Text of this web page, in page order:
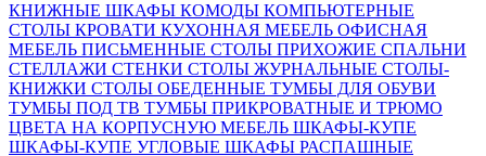
КНИЖНЫЕ ШКАФЫ КОМОДЫ КОМПЬЮТЕРНЫЕ
СТОЛЫ КРОВАТИ КУХОННАЯ МЕБЕЛЬ ОФИСНАЯ
МЕБЕЛЬ ПИСЬМЕННЫЕ СТОЛЫ ПРИХОЖИЕ СПАЛЬНИ
СТЕЛЛАЖИ СТЕНКИ СТОЛЫ ЖУРНАЛЬНЫЕ СТОЛЫ-
КНИЖКИ СТОЛЫ ОБЕДЕННЫЕ ТУМБЫ ДЛЯ ОБУВИ
ТУМБЫ ПОД ТВ ТУМБЫ ПРИКРОВАТНЫЕ И ТРЮМО
ЦВЕТА НА КОРПУСНУЮ МЕБЕЛЬ ШКАФЫ-КУПЕ
ШКАФЫ-КУПЕ УГЛОВЫЕ ШКАФЫ РАСПАШНЫЕ